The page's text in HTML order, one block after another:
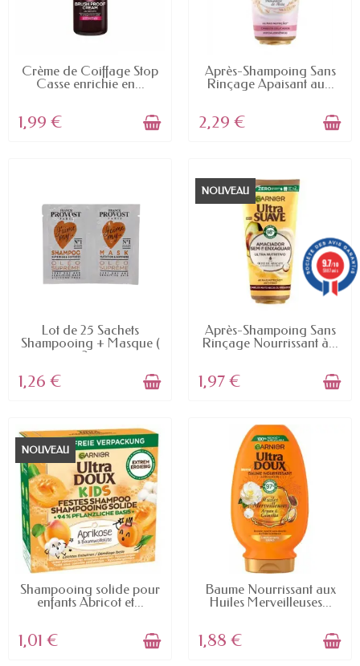
EN STOCK
Crème de Coiffage Stop
Casse enrichie en...
1,99 €
EN STOCK
Après-Shampoing Sans
Rinçage Apaisant au...
2,29 €
EN STOCK
Lot de 25 Sachets
Shampooing + Masque (
2...
1,26 €
NOUVEAU
EN STOCK
Après-Shampoing Sans
Rinçage Nourrissant à...
1,97 €
NOUVEAU
EN STOCK
Shampooing solide pour
enfants Abricot et...
1,01 €
EN STOCK
Baume Nourrissant aux
Huiles Merveilleuses...
1,88 €
9.7/10
5887 avis